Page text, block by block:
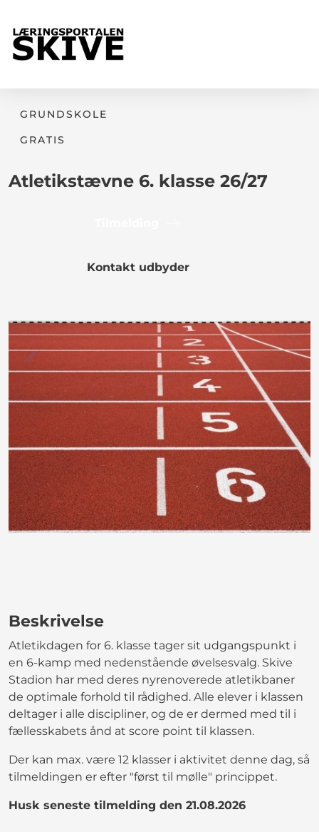
GRUNDSKOLE
GRATIS
Atletikstævne 6. klasse 26/27
Kontakt udbyder
Beskrivelse
Atletikdagen for 6. klasse tager sit udgangspunkt i
en 6-kamp med nedenstående øvelsesvalg. Skive
Stadion har med deres nyrenoverede atletikbaner
de optimale forhold til rådighed. Alle elever i klassen
deltager i alle discipliner, og de er dermed med til i
fællesskabets ånd at score point til klassen.
Der kan max. være 12 klasser i aktivitet denne dag, så
tilmeldingen er efter "først til mølle" princippet.
Husk seneste tilmelding den 21.08.2026